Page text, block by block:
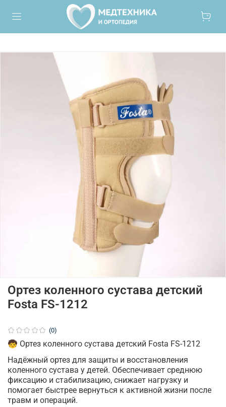
(0)
Ортез коленного сустава детский
Fosta FS-1212
🧒 Ортез коленного сустава детский Fosta FS-1212
Надёжный ортез для защиты и восстановления
коленного сустава у детей. Обеспечивает среднюю
фиксацию и стабилизацию, снижает нагрузку и
помогает быстрее вернуться к активной жизни после
травм и операций.